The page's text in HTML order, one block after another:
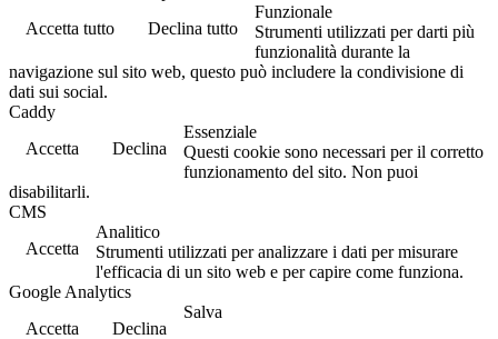
Accetta tutto
Declina tutto
Funzionale
Strumenti utilizzati per darti più
funzionalità durante la
navigazione sul sito web, questo può includere la condivisione di
dati sui social.
Caddy
Accetta
Declina
Essenziale
Questi cookie sono necessari per il corretto
funzionamento del sito. Non puoi
disabilitarli.
CMS
Accetta
Analitico
Strumenti utilizzati per analizzare i dati per misurare
l'efficacia di un sito web e per capire come funziona.
Google Analytics
Accetta
Declina
Salva